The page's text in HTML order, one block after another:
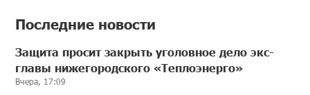
Последние новости
Защита просит закрыть уголовное дело экс-
главы нижегородского «Теплоэнерго»
Вчера, 17:09